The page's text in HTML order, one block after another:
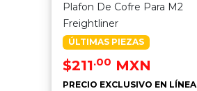
Plafon De Cofre Para M2
Freightliner
ÚLTIMAS PIEZAS
$211.00 MXN
PRECIO EXCLUSIVO EN LÍNEA